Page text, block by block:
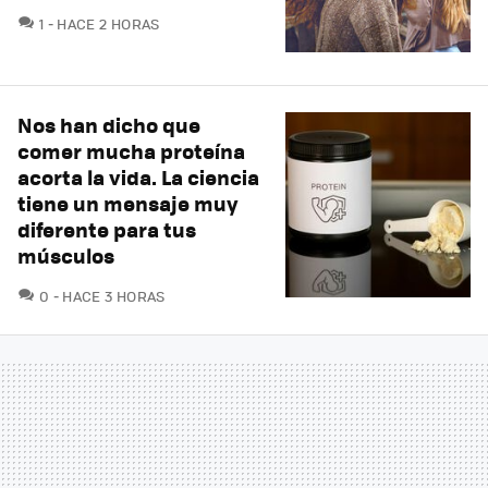
1 COMENTARIOS
HACE 2 HORAS
Nos han dicho que
comer mucha proteína
acorta la vida. La ciencia
tiene un mensaje muy
diferente para tus
músculos
0 COMENTARIOS
HACE 3 HORAS